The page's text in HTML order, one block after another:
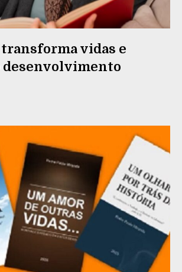
vidas e
desenvolvimento